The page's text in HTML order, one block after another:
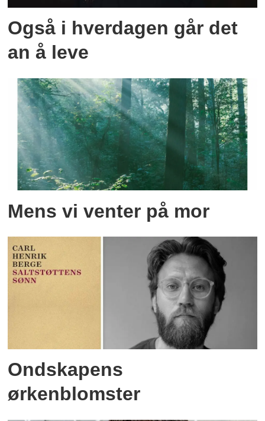
Også i hverdagen går det
an å leve
Mens vi venter på mor
Ondskapens
ørkenblomster